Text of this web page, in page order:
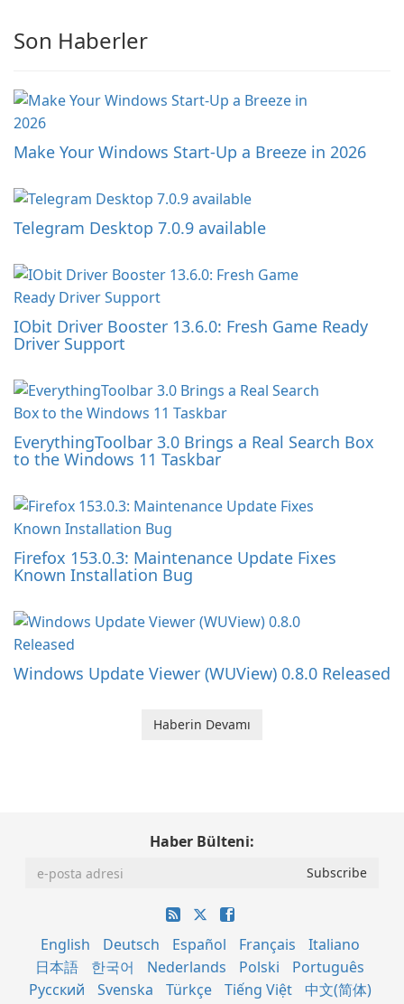
Son Haberler
Make Your Windows Start-Up a Breeze in 2026
Telegram Desktop 7.0.9 available
IObit Driver Booster 13.6.0: Fresh Game Ready
Driver Support
EverythingToolbar 3.0 Brings a Real Search Box
to the Windows 11 Taskbar
Firefox 153.0.3: Maintenance Update Fixes
Known Installation Bug
Windows Update Viewer (WUView) 0.8.0 Released
Haberin Devamı
Haber Bülteni:
English Deutsch Español Français
Italiano
日本語
한국어 Nederlands Polski
Português
Русский
Svenska Türkçe Tiếng Việt
中文(简体)